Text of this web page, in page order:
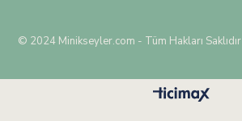
© 2024 Minikseyler.com - Tüm Hakları Saklıdır